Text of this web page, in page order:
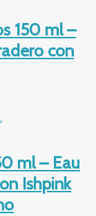
150 ml –
con
ml – Eau
Ishpink